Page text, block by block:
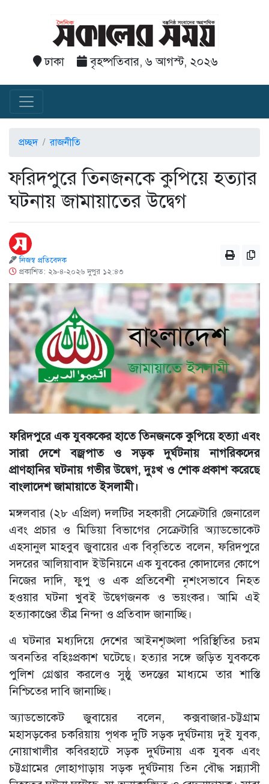
ঢাকা বৃহষ্পতিবার, ৬ আগস্ট, ২০২৬
প্রচ্ছদ রাজনীতি
ফরিদপুরে তিনজনকে কুপিয়ে হত্যার
ঘটনায় জামায়াতের উদ্বেগ
নিজস্ব প্রতিবেদক
প্রকাশিত: ২৯-৪-২০২৬ দুপুর ১২:৪৩
ফরিদপুরে এক যুবককের হাতে তিনজনকে কুপিয়ে হত্যা এবং
সারা দেশে বজ্রপাত ও সড়ক দুর্ঘটনায় নাগরিকদের
প্রাণহানির ঘটনায় গভীর উদ্বেগ, দুঃখ ও শোক প্রকাশ করেছে
বাংলাদেশ জামায়াতে ইসলামী।
মঙ্গলবার (২৮ এপ্রিল) দলটির সহকারী সেক্রেটারি জেনারেল
এবং প্রচার ও মিডিয়া বিভাগের সেক্রেটারি অ্যাডভোকেট
এহসানুল মাহবুব জুবায়ের এক বিবৃতিতে বলেন, ফরিদপুরে
সদরের আলিয়াবাদ ইউনিয়নে এক যুবকের কোদালের কোপে
নিজের দাদি, ফুপু ও এক প্রতিবেশী নৃশংসভাবে নিহত
হওয়ার ঘটনা খুবই উদ্বেগজনক ও ভয়ংকর। আমি এই
হত্যাকাণ্ডের তীব্র নিন্দা ও প্রতিবাদ জানাচ্ছি।
এ ঘটনার মধ্যদিয়ে দেশের আইনশৃঙ্খলা পরিস্থিতির চরম
অবনতির বহিঃপ্রকাশ ঘটেছে। হত্যার সঙ্গে জড়িত যুবককে
পুলিশ গ্রেপ্তার করলেও সুষ্ঠু তদন্তের মাধ্যমে তার শাস্তি
নিশ্চিতের দাবি জানাচ্ছি।
অ্যাডভোকেট জুবায়ের বলেন, কক্সবাজার-চট্টগ্রাম
মহাসড়কের চকরিয়ায় পৃথক দুটি সড়ক দুর্ঘটনায় দুই যুবক,
নোয়াখালীর কবিরহাটে সড়ক দুর্ঘটনায় এক যুবক এবং
চট্টগ্রামের লোহাগাড়ায় সড়ক দুর্ঘটনায় তিন বৌদ্ধ সন্ন্যাসী